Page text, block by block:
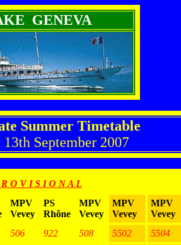
GENEVA
Summer Timetable
September 2007
R O V I S I O N A L
MPV
Vevey
PS
Rhône
MPV
Vevey
MPV
Vevey
MPV
Vevey
506 922 508 5502 5504